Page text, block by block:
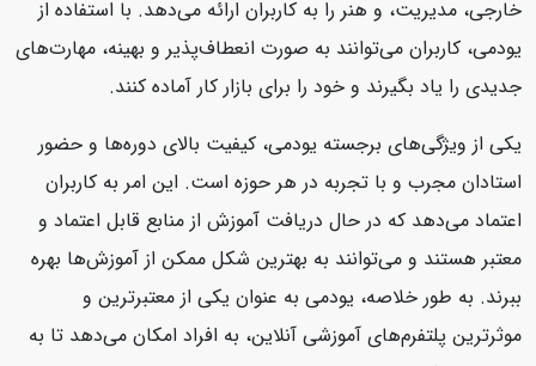
خارجی، مدیریت، و هنر را به کاربران ارائه می‌دهد. با استفاده از
یودمی، کاربران می‌توانند به صورت انعطاف‌پذیر و بهینه، مهارت‌های
جدیدی را یاد بگیرند و خود را برای بازار کار آماده کنند.
یکی از ویژگی‌های برجسته یودمی، کیفیت بالای دوره‌ها و حضور
استادان مجرب و با تجربه در هر حوزه است. این امر به کاربران
اعتماد می‌دهد که در حال دریافت آموزش از منابع قابل اعتماد و
معتبر هستند و می‌توانند به بهترین شکل ممکن از آموزش‌ها بهره
ببرند. به طور خلاصه، یودمی به عنوان یکی از معتبرترین و
موثرترین پلتفرم‌های آموزشی آنلاین، به افراد امکان می‌دهد تا به